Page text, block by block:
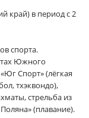
край) в период с 2
спорта.
Южного
Спорт» (лёгкая
тхэквондо),
стрельба из
(плавание).